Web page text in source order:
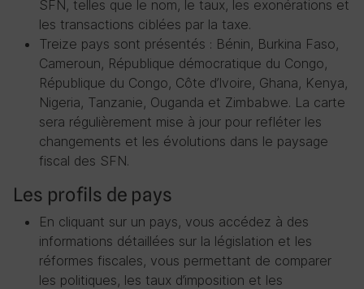
SFN, telles que le nom, le taux, les exonérations et
les transactions ciblées par la taxe.
Treize pays sont présentés : Bénin, Burkina Faso,
Cameroun, République démocratique du Congo,
République du Congo, Côte d’Ivoire, Ghana, Kenya,
Nigeria, Tanzanie, Ouganda et Zimbabwe. La carte
sera régulièrement mise à jour pour refléter les
changements et les évolutions dans le paysage
fiscal des SFN.
Les profils de pays
En cliquant sur un pays, vous accédez à des
informations détaillées sur la législation et les
réformes fiscales, vous permettant de comparer
les politiques, les taux d’imposition et les